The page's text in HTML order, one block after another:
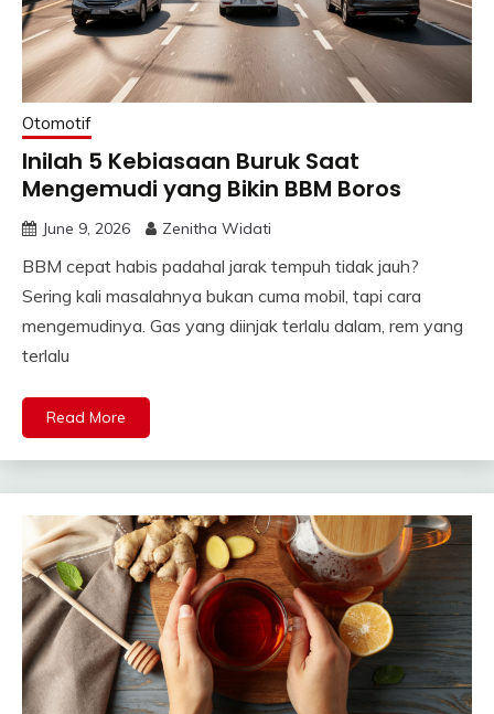
Otomotif
Inilah 5 Kebiasaan Buruk Saat
Mengemudi yang Bikin BBM Boros
June 9, 2026 Zenitha Widati
BBM cepat habis padahal jarak tempuh tidak jauh?
Sering kali masalahnya bukan cuma mobil, tapi cara
mengemudinya. Gas yang diinjak terlalu dalam, rem yang
terlalu
Read More